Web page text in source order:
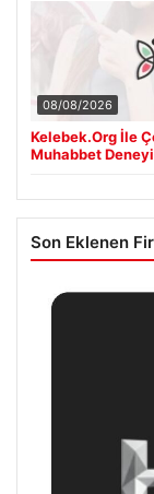
08/08/2026
Kelebek.Org İle
Muhabbet
Son Eklenen